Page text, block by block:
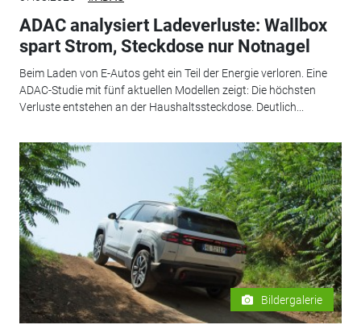
ADAC analysiert Ladeverluste: Wallbox
spart Strom, Steckdose nur Notnagel
Beim Laden von E-Autos geht ein Teil der Energie verloren. Eine
ADAC-Studie mit fünf aktuellen Modellen zeigt: Die höchsten
Verluste entstehen an der Haushaltssteckdose. Deutlich...
Bildergalerie